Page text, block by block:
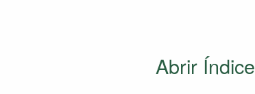
Abrir Índice